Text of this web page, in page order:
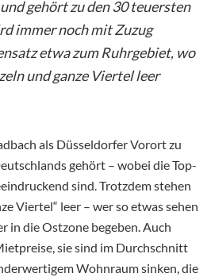
gehört zu den 30 teuersten
immer noch mit Zuzug
etwa zum Ruhrgebiet, wo
und ganze Viertel leer
als Düsseldorfer Vorort zu
gehört – wobei die Top-
sind. Trotzdem stehen
Viertel“ leer – wer so etwas sehen
in die Ostzone begeben. Auch
sie sind im Durchschnitt
Wohnraum sinken, die